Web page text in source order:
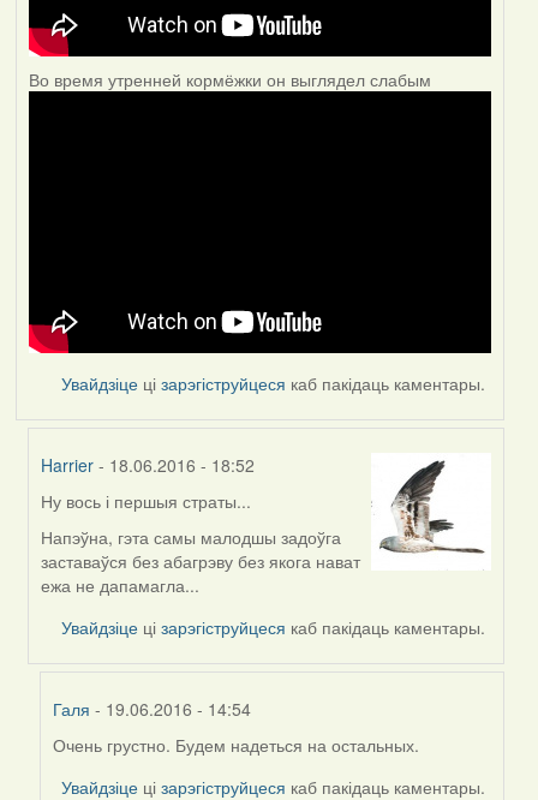
Во время утренней кормёжки он выглядел слабым
Увайдзіце цізарэгіструйцеся каб пакідаць каментары.
Harrier - 18.06.2016 - 18:52
In
reply
to
by
Ну вось і першыя страты...
Напэўна, гэта самы малодшы задоўга
заставаўся без абагрэву без якога нават
ежа не дапамагла...
Увайдзіце цізарэгіструйцеся каб пакідаць каментары.
Галя - 19.06.2016 - 14:54
In
reply
Очень грустно. Будем надеться на остальных.
Увайдзіце цізарэгіструйцеся каб пакідаць каментары.